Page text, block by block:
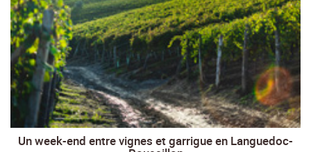
Un week-end entre vignes et garrigue en Languedoc-